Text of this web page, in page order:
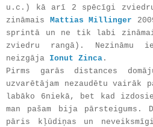
u.c.) kā arī 2 spēcīgi
zināmais
Mattias Millinger
sprintā un ne tik labi
zviedru rangā). Nezināmu
neizgāja Ionut Zinca .
Pirms garās distances
uzvarētājam nezaudētu
labāko 6niekā, bet kad
man pašam bija pārsteigums.
pāris kļūdiņas un